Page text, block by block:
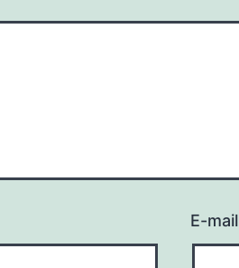
E-mail